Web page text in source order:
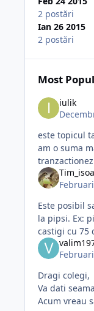
2 postări
Ian 26 2015
2 postări
Most
iulik
este topicul
am o suma
urmatoare
Este posibil
la pipsi. Ex:
castigi cu 75
$ cu minus
Dragi colegi,
Va dati
Acum vreau